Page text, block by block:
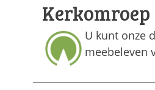
Kerkomroep
U kunt onze
meebeleven